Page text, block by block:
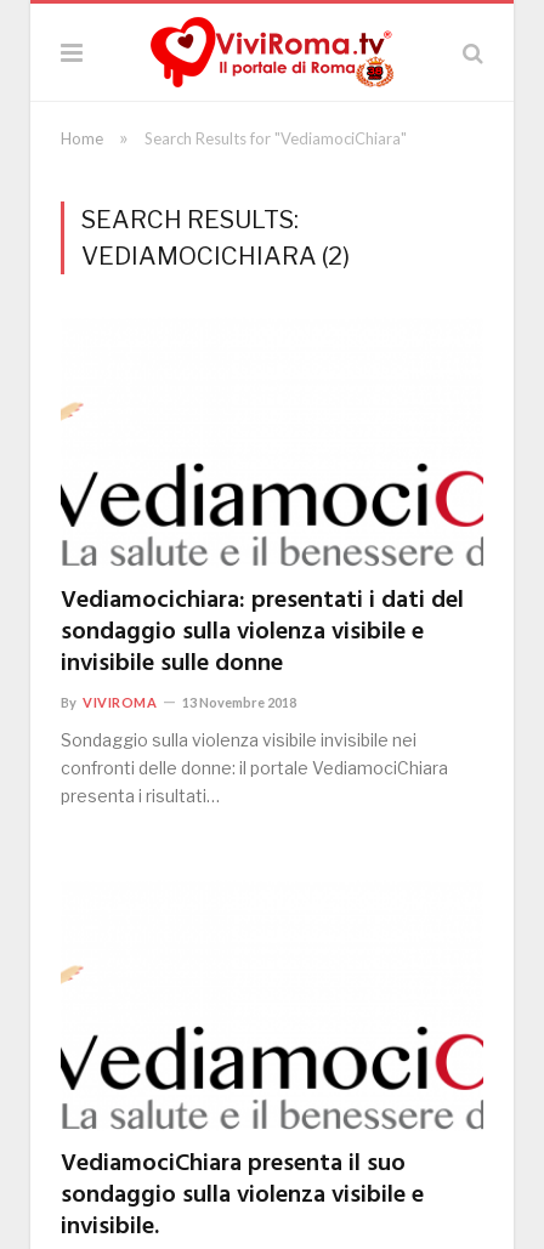
Home » Search Results for "VediamociChiara"
SEARCH RESULTS:
VEDIAMOCICHIARA (2)
Vediamocichiara: presentati i dati del
sondaggio sulla violenza visibile e
invisibile sulle donne
By VIVIROMA 13 Novembre 2018
Sondaggio sulla violenza visibile invisibile nei
confronti delle donne: il portale VediamociChiara
presenta i risultati…
VediamociChiara presenta il suo
sondaggio sulla violenza visibile e
invisibile.